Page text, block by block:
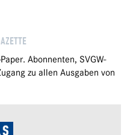
Abonnenten, SVGW-
zu allen Ausgaben von